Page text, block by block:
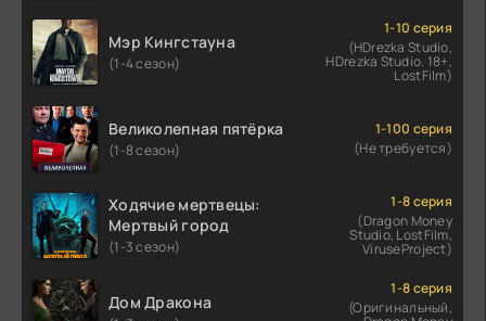
Мэр Кингстауна
(1-4 сезон)
1-10 серия
(HDrezka Studio,
HDrezka Studio. 18+,
LostFilm)
Великолепная пятёрка
(1-8 сезон)
1-100 серия
(Не требуется)
Ходячие мертвецы:
Мертвый город
(1-3 сезон)
1-8 серия
(Dragon Money
Studio, LostFilm,
ViruseProject)
Дом Дракона
1-8 серия
(Оригинальный,